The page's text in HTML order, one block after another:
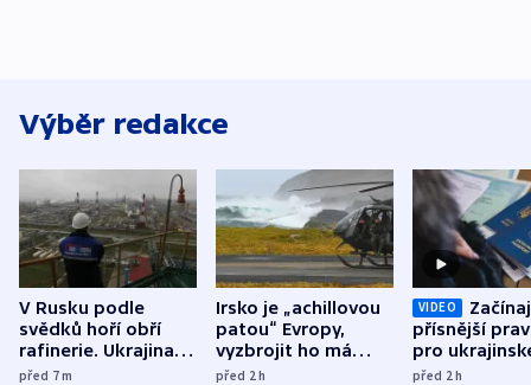
Výběr redakce
V Rusku podle
svědků hoří obří
rafinerie. Ukrajina
hlásí oběti
před 7m
Irsko je „achillovou
patou“ Evropy,
vyzbrojit ho má
Francie
před 2h
VIDEO
přísnější
pro
uprchlíky
před 2h